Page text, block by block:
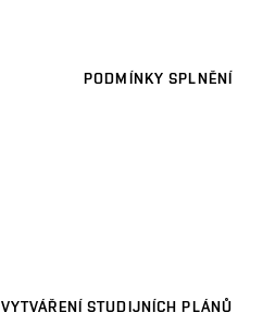
PODMÍNKY SPLNĚNÍ
VYTVÁŘENÍ STUDIJNÍCH PLÁNŮ